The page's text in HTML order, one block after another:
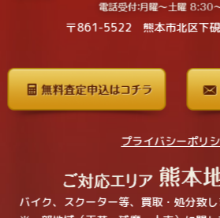
〒861-5522 熊本市北区下
プライバシーポリ
バイク、スクーター等、買取・処分致し